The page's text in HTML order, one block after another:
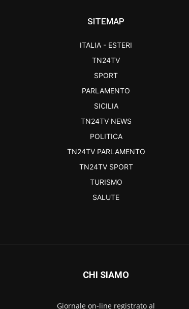
SITEMAP
ITALIA - ESTERI
TN24TV
SPORT
PARLAMENTO
SICILIA
TN24TV NEWS
POLITICA
TN24TV PARLAMENTO
TN24TV SPORT
TURISMO
SALUTE
CHI SIAMO
Giornale on-line registrato al